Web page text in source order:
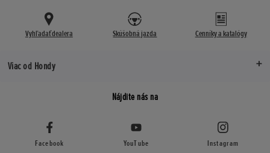
Vyhľadať dealera Skúšobná jazda Cenníky a katalógy
Viac od Hondy
Nájdite nás na
Facebook YouTube Instagram